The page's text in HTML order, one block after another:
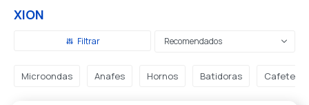
XION
Recomendados
Microondas Anafes Hornos Batidoras Cafeteras